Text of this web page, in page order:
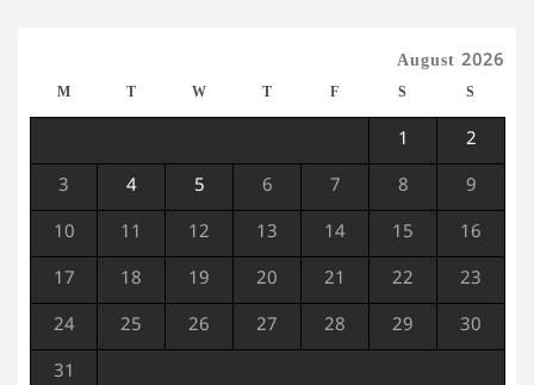
August 2026
M T W T F S S
1 2
3 4 5 6 7 8 9
10 11 12 13 14 15 16
17 18 19 20 21 22 23
24 25 26 27 28 29 30
31